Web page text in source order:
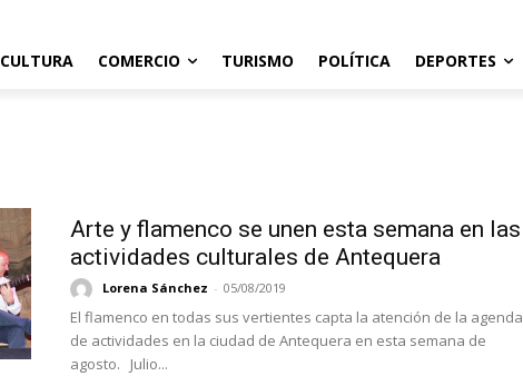
CULTURA COMERCIO TURISMO POLÍTICA DEPORTES
Arte y flamenco se unen esta semana en las
actividades culturales de Antequera
Lorena Sánchez - 05/08/2019
El flamenco en todas sus vertientes capta la atención de la agenda
de actividades en la ciudad de Antequera en esta semana de
agosto. Julio...